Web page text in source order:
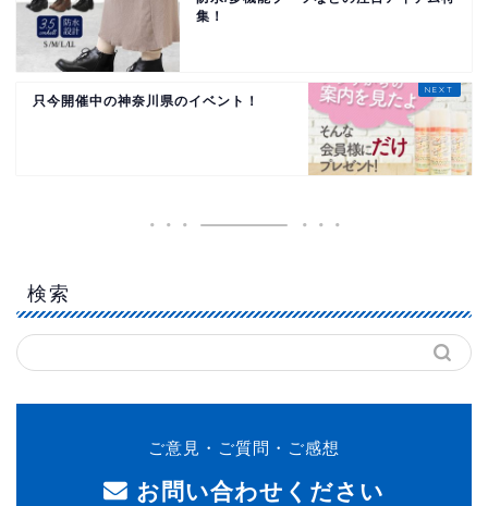
集！
只今開催中の神奈川県のイベント！
検索
ご意見・ご質問・ご感想
お問い合わせください